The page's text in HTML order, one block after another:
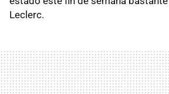
Leclerc.